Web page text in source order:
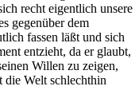
recht eigentlich unsere
gegenüber dem
fassen läßt und sich
entzieht, da er glaubt,
Willen zu zeigen,
Welt schlechthin